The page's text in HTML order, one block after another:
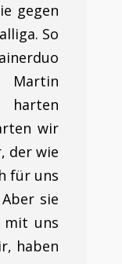
gegen
So
harten
wir
der wie
für uns
sie
mit uns
haben